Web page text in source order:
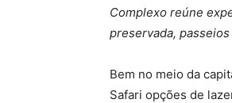
Complexo reúne
preservada,
Bem no meio da
Safari opções de